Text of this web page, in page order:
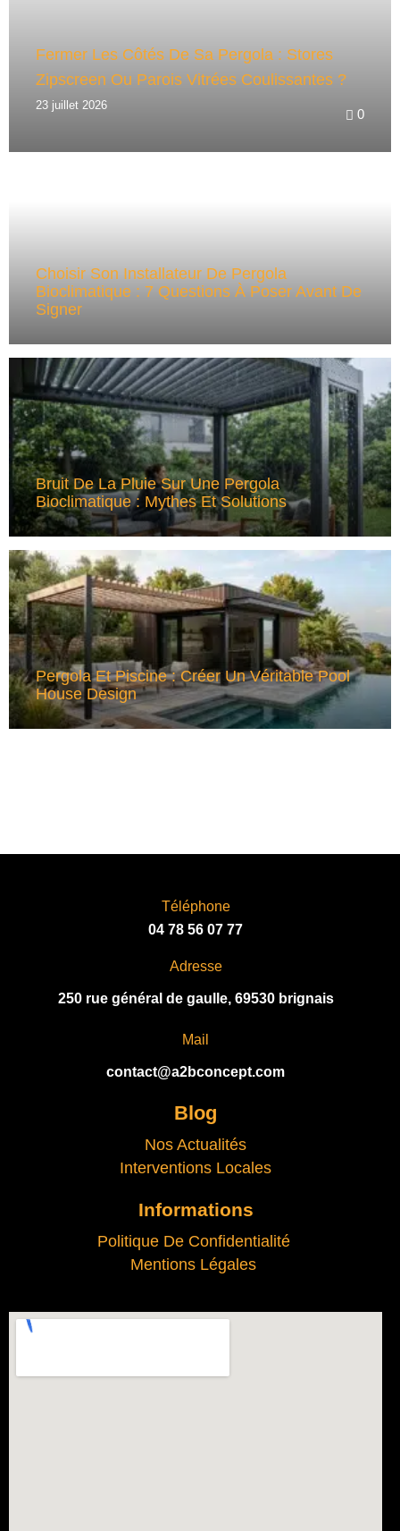
Fermer Les Côtés De Sa Pergola : Stores
Zipscreen Ou Parois Vitrées Coulissantes ?
23 juillet 2026
0
Choisir Son Installateur De Pergola
Bioclimatique : 7 Questions À Poser Avant De
Signer
Bruit De La Pluie Sur Une Pergola
Bioclimatique : Mythes Et Solutions
Pergola Et Piscine : Créer Un Véritable Pool
House Design
Téléphone
04 78 56 07 77
Adresse
250 rue général de gaulle, 69530 brignais
Mail
contact@a2bconcept.com
Blog
Nos Actualités
Interventions Locales
Informations
Politique De Confidentialité
Mentions Légales